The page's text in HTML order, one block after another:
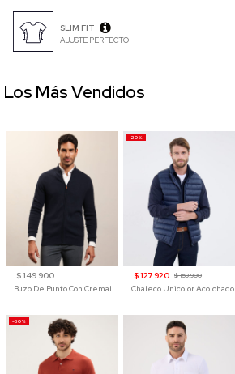
SLIM FIT
AJUSTE PERFECTO
$ 149.900
Buzo De Punto Con Cremallera Para Hombre
-20%
$ 127.920 $ 159.900
Chaleco Unicolor Acolchado
-50%
Los Más Vendidos